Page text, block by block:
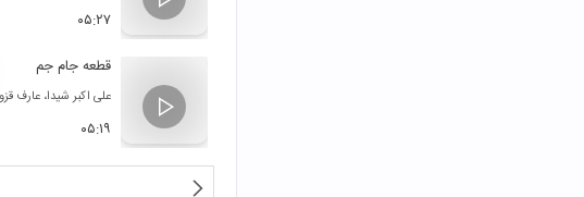
۰۵:۲۷
قطعه جام جم
علی اکبر شیدا، عارف
۰۵:۱۹